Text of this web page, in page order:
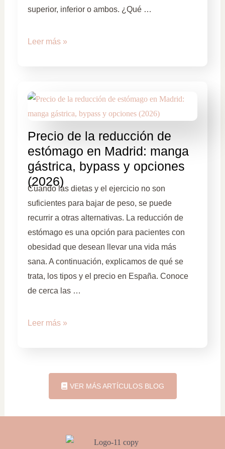
superior, inferior o ambos. ¿Qué …
Leer más »
Precio de la reducción de
estómago en Madrid: manga
gástrica, bypass y opciones
(2026)
Cuando las dietas y el ejercicio no son
suficientes para bajar de peso, se puede
recurrir a otras alternativas. La reducción de
estómago es una opción para pacientes con
obesidad que desean llevar una vida más
sana. A continuación, explicamos de qué se
trata, los tipos y el precio en España. Conoce
de cerca las …
Leer más »
VER MÁS ARTÍCULOS BLOG